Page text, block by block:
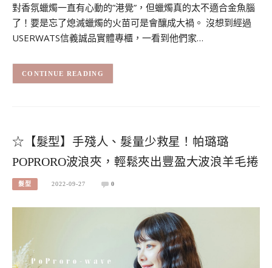
對香氛蠟燭一直有心動的”港覺”，但蠟燭真的太不適合金魚腦
了！要是忘了熄滅蠟燭的火苗可是會釀成大禍。 沒想到經過
USERWATS信義誠品實體專櫃，一看到他們家…
CONTINUE READING
☆【髮型】手殘人、髮量少救星！帕璐璐
POPRORO波浪夾，輕鬆夾出豐盈大波浪羊毛捲
髮型 2022-09-27 0